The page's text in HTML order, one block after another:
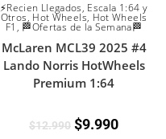
⚡Recien Llegados, Escala 1:64 y
Otros, Hot Wheels, Hot Wheels
F1 , 🏁Ofertas de la Semana🏁
McLaren MCL39 2025 #4
Lando Norris HotWheels
Premium 1:64
$12.990 $9.990